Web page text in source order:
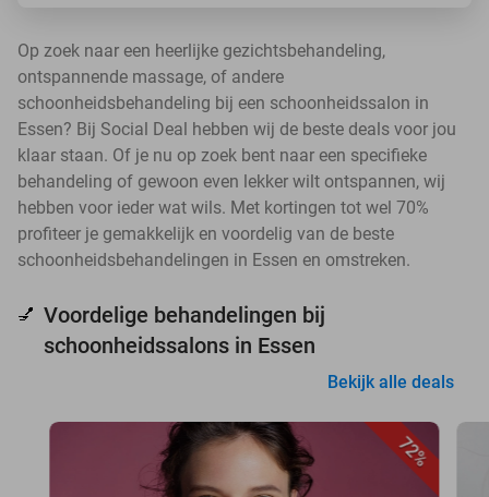
Op zoek naar een heerlijke gezichtsbehandeling,
ontspannende massage, of andere
schoonheidsbehandeling bij een schoonheidssalon in
Essen? Bij Social Deal hebben wij de beste deals voor jou
klaar staan. Of je nu op zoek bent naar een specifieke
behandeling of gewoon even lekker wilt ontspannen, wij
hebben voor ieder wat wils. Met kortingen tot wel 70%
profiteer je gemakkelijk en voordelig van de beste
schoonheidsbehandelingen in Essen en omstreken.
💅 Voordelige behandelingen bij
schoonheidssalons in Essen
Bekijk alle deals
72%